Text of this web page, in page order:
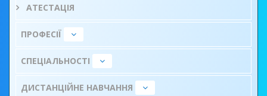
АТЕСТАЦІЯ
ПРОФЕСІЇ
СПЕЦІАЛЬНОСТІ
ДИСТАНЦІЙНЕ НАВЧАННЯ